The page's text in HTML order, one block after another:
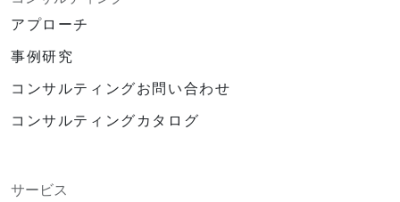
アプローチ
事例研究
コンサルティングお問い合わせ
コンサルティングカタログ
サービス